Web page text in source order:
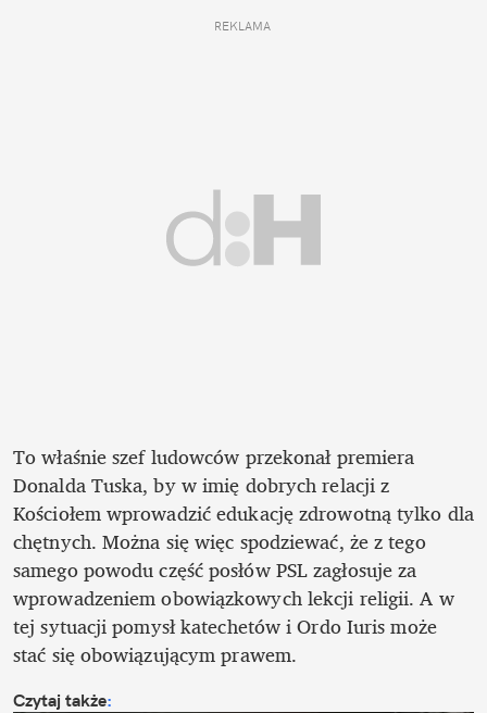
REKLAMA
To właśnie szef ludowców przekonał premiera
Donalda Tuska, by w imię dobrych relacji z
Kościołem wprowadzić edukację zdrowotną tylko dla
chętnych. Można się więc spodziewać, że z tego
samego powodu część posłów PSL zagłosuje za
wprowadzeniem obowiązkowych lekcji religii. A w
tej sytuacji pomysł katechetów i Ordo Iuris może
stać się obowiązującym prawem.
Czytaj także: